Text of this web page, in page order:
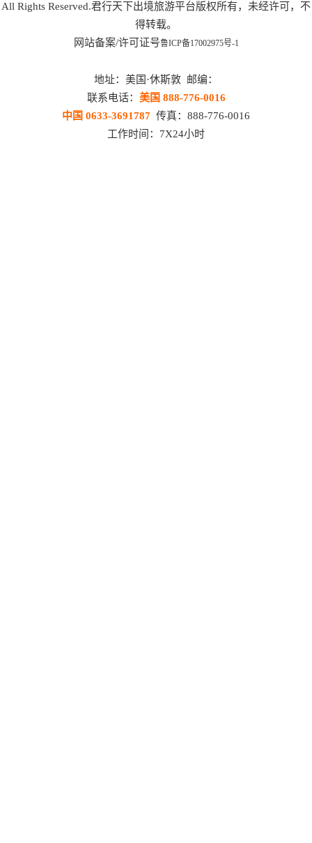
All Rights Reserved.君行天下出境旅游平台版权所有，未经许可，不
得转载。
网站备案/许可证号鲁ICP备17002975号-1
地址：美国·休斯敦 邮编：
联系电话： 美国 888-776-0016
中国 0633-3691787 传真：888-776-0016
工作时间：7X24小时